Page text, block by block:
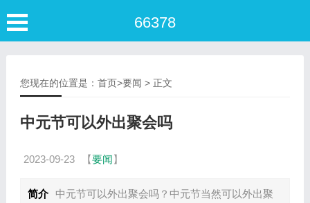
66378
您现在的位置是： 首页>要闻 > 正文
中元节可以外出聚会吗
2023-09-23 【要闻】
简介
中元节可以外出聚会吗？中元节当然可以外出聚